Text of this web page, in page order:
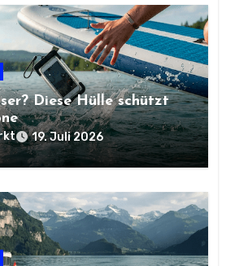
Diese Hülle schützt
19. Juli 2026